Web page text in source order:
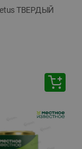
ТВЕРДЫЙ